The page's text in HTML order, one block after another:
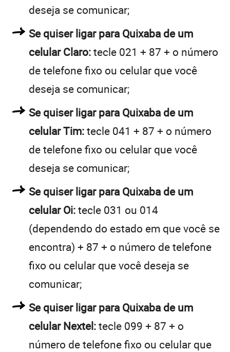
deseja se comunicar;
Se quiser ligar para Quixaba de um
celular Claro:tecle 021 + 87 + o número
de telefone fixo ou celular que você
deseja se comunicar;
Se quiser ligar para Quixaba de um
celular Tim:tecle 041 + 87 + o número
de telefone fixo ou celular que você
deseja se comunicar;
Se quiser ligar para Quixaba de um
celular Oi:tecle 031 ou 014
(dependendo do estado em que você se
encontra) + 87 + o número de telefone
fixo ou celular que você deseja se
comunicar;
Se quiser ligar para Quixaba de um
celular Nextel:tecle 099 + 87 + o
número de telefone fixo ou celular que